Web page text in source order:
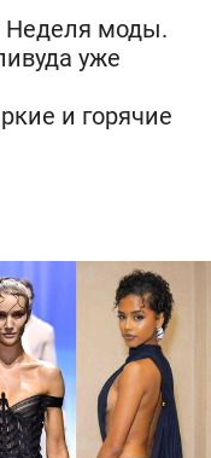
Неделя моды.
уже
и горячие